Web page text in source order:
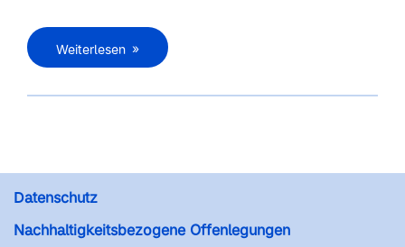
Weiterlesen
Datenschutz
Nachhaltigkeitsbezogene Offenlegungen